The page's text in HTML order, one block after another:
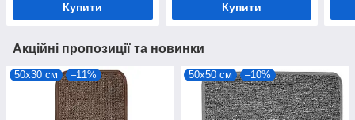
Купити Купити
Акційні пропозиції та новинки
50х30 см –11% 50х50 см –10%